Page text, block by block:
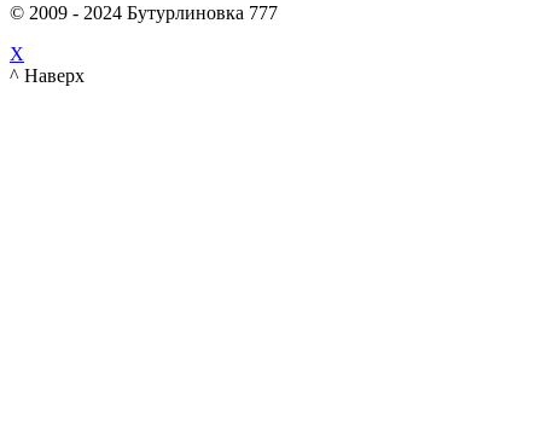
© 2009 - 2024 Бутурлиновка 777
X
^ Наверх